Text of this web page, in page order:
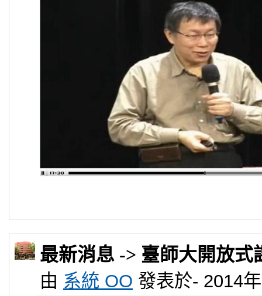
最新消息 -> 臺師大開放
由 系統 OO 發表於- 2014